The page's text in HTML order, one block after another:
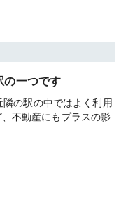
の一つです
の駅の中ではよく利用
不動産にもプラスの影